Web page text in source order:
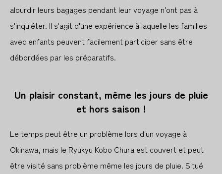
alourdir leurs bagages pendant leur voyage n'ont pas à
s'inquiéter. Il s'agit d'une expérience à laquelle les familles
avec enfants peuvent facilement participer sans être
débordées par les préparatifs.
Un plaisir constant, même les jours de pluie
et hors saison !
Le temps peut être un problème lors d'un voyage à
Okinawa, mais le Ryukyu Kobo Chura est couvert et peut
être visité sans problème même les jours de pluie. Situé